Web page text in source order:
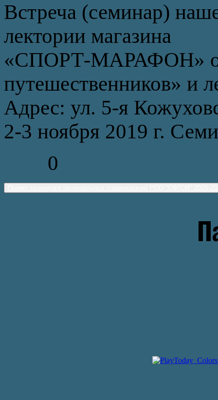
Встреча (семинар)
лектории магазина
«СПОРТ-МАРАФОН» он
путешественников» и
Адрес: ул. 5-я
2-3 ноября 2019 г.
0